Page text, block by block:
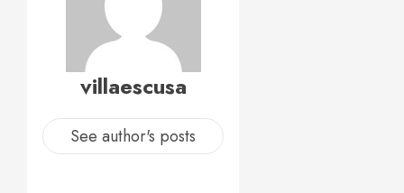
villaescusa
See author's posts